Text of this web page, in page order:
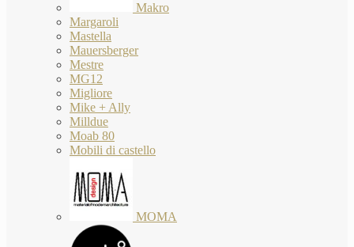
Makro
Margaroli
Mastella
Mauersberger
Mestre
MG12
Migliore
Mike + Ally
Milldue
Moab 80
Mobili di castello
MOMA